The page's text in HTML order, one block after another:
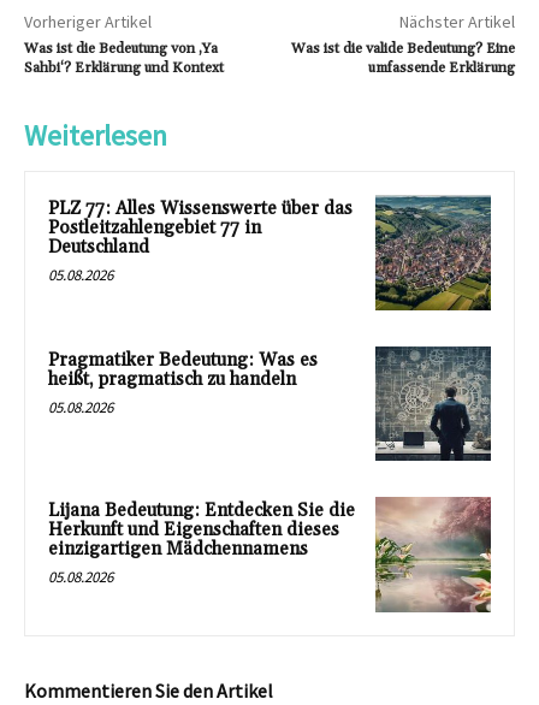
Vorheriger Artikel
Was ist die Bedeutung von ‚Ya
Sahbi‘? Erklärung und Kontext
Nächster Artikel
Was ist die valide Bedeutung? Eine
umfassende Erklärung
Weiterlesen
PLZ 77: Alles Wissenswerte über das
Postleitzahlengebiet 77 in
Deutschland
05.08.2026
Pragmatiker Bedeutung: Was es
heißt, pragmatisch zu handeln
05.08.2026
Lijana Bedeutung: Entdecken Sie die
Herkunft und Eigenschaften dieses
einzigartigen Mädchennamens
05.08.2026
Kommentieren Sie den Artikel